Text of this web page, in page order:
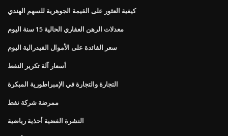
كيفية العثور على القيمة الجوهرية للسهم الهندي
معدلات الرهن العقاري الحالية 15 سنة اليوم
سعر الفائدة على الأموال الفيدرالية اليوم
أسعار آلة تكرير النفط
التجارة والتجارة في الإمبراطورية المبكرة
ممرضة شركة نفط
النشرة الفضية أحذية رياضية